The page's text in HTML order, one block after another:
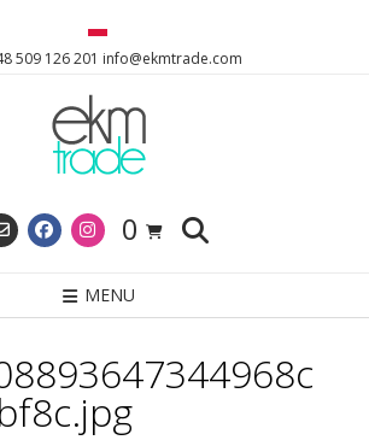
509 126 201 info@ekmtrade.com
0
MENU